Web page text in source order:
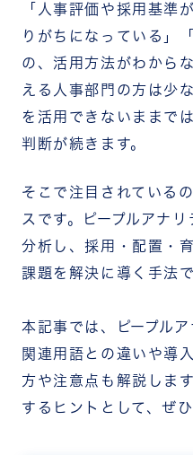
「人事評価や採用基準
りがちになっている」
の、活用方法がわからな
える人事部門の方は少
を活用できないままで
判断が続きます。
そこで注目されている
スです。ピープルアナ
分析し、採用・配置・
課題を解決に導く手法で
本記事では、ピープル
関連用語との違いや導
方や注意点も解説します
するヒントとして、ぜ